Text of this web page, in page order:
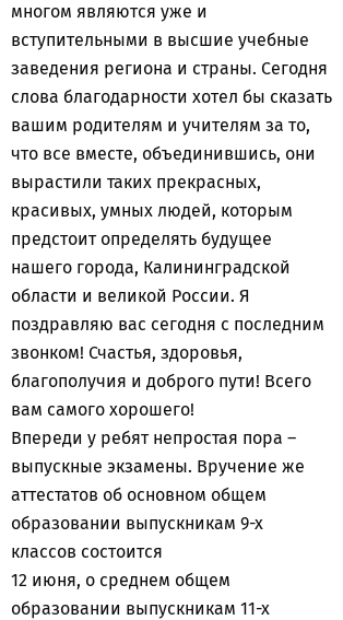
многом являются уже и
вступительными в высшие учебные
заведения региона и страны. Сегодня
слова благодарности хотел бы сказать
вашим родителям и учителям за то,
что все вместе, объединившись, они
вырастили таких прекрасных,
красивых, умных людей, которым
предстоит определять будущее
нашего города, Калининградской
области и великой России. Я
поздравляю вас сегодня с последним
звонком! Счастья, здоровья,
благополучия и доброго пути! Всего
вам самого хорошего!
Впереди у ребят непростая пора –
выпускные экзамены. Вручение же
аттестатов об основном общем
образовании выпускникам 9-х
классов состоится
12 июня, о среднем общем
образовании выпускникам 11-х